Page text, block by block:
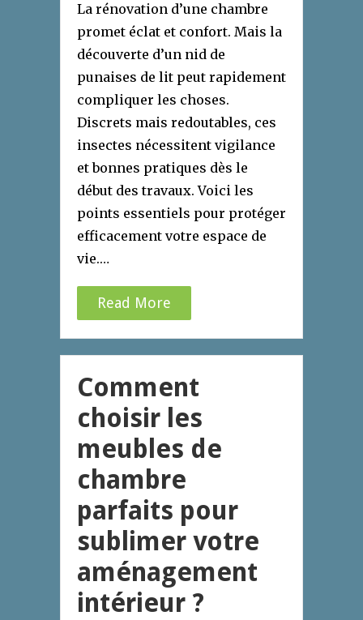
La rénovation d’une chambre
promet éclat et confort. Mais la
découverte d’un nid de
punaises de lit peut rapidement
compliquer les choses.
Discrets mais redoutables, ces
insectes nécessitent vigilance
et bonnes pratiques dès le
début des travaux. Voici les
points essentiels pour protéger
efficacement votre espace de
vie.…
Read More
Comment
choisir les
meubles de
chambre
parfaits pour
sublimer votre
aménagement
intérieur ?